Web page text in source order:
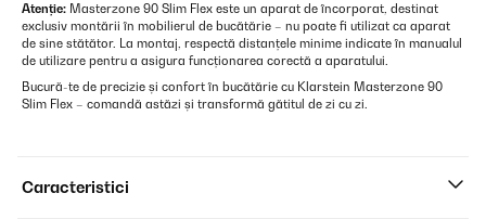
Atenție: Masterzone 90 Slim Flex este un aparat de încorporat, destinat
exclusiv montării în mobilierul de bucătărie – nu poate fi utilizat ca aparat
de sine stătător. La montaj, respectă distanțele minime indicate în manualul
de utilizare pentru a asigura funcționarea corectă a aparatului.
Bucură-te de precizie și confort în bucătărie cu Klarstein Masterzone 90
Slim Flex – comandă astăzi și transformă gătitul de zi cu zi.
Caracteristici